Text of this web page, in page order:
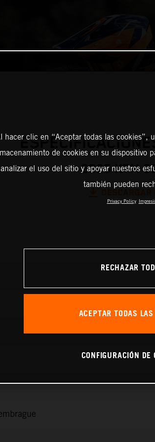
2025 KTM
hacer clic en “Aceptar todas las cookies”,
de cookies en su dispositivo
analizar el uso del sitio y apoyar nuestros
también pueden
Privacy Policy
RECHAZAR
ACEPTAR TODAS
CONFIGURACIÓN DE